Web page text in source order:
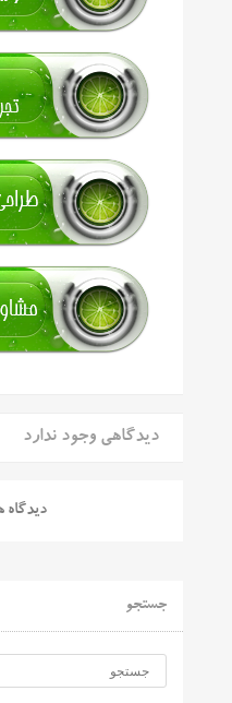
دیدگاهی وجود ندارد
دیدگاه
جستجو